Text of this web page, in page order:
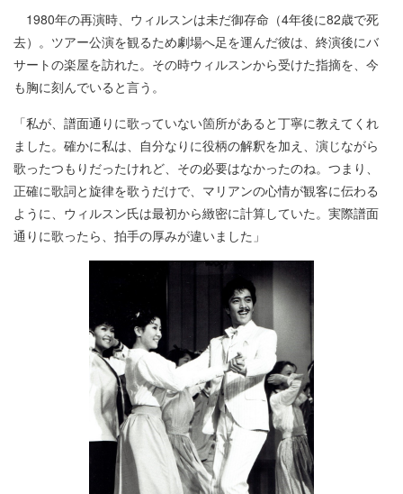
1980年の再演時、ウィルスンは未だ御存命（4年後に82歳で死
去）。ツアー公演を観るため劇場へ足を運んだ彼は、終演後にバ
サートの楽屋を訪れた。その時ウィルスンから受けた指摘を、今
も胸に刻んでいると言う。
「私が、譜面通りに歌っていない箇所があると丁寧に教えてくれ
ました。確かに私は、自分なりに役柄の解釈を加え、演じながら
歌ったつもりだったけれど、その必要はなかったのね。つまり、
正確に歌詞と旋律を歌うだけで、マリアンの心情が観客に伝わる
ように、ウィルスン氏は最初から緻密に計算していた。実際譜面
通りに歌ったら、拍手の厚みが違いました」